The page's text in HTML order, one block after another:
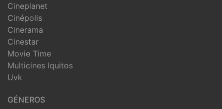
Cineplanet
Cinépolis
Cinerama
Cinestar
Movie Time
Multicines Iquitos
Uvk
GÉNEROS